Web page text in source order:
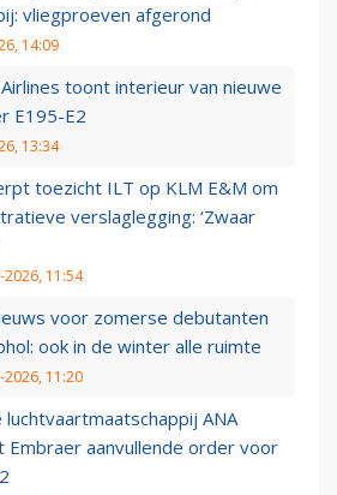
vliegproeven afgerond
14:09
toont interieur van nieuwe
E195-E2
13:34
toezicht ILT op KLM E&M om
verslaglegging: ‘Zwaar
2026, 11:54
voor zomerse debutanten
ook in de winter alle ruimte
2026, 11:20
luchtvaartmaatschappij ANA
Embraer aanvullende order voor